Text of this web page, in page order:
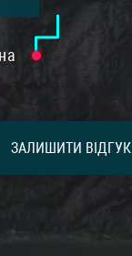
ЗАЛИШИТИ ВІДГУК